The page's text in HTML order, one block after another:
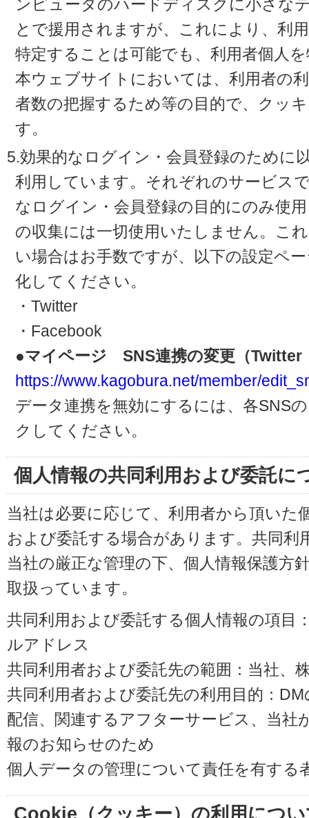
ンピュータのハードディスクに小さな
とで援用されますが、これにより、利
特定することは可能でも、利用者個人
本ウェブサイトにおいては、利用者の
者数の把握するため等の目的で、クッ
す。
5.効果的なログイン・会員登録のために
利用しています。それぞれのサービス
なログイン・会員登録の目的にのみ使
の収集には一切使用いたしません。こ
い場合はお手数ですが、以下の設定ペ
化してください。
・Twitter
・Facebook
●マイページ SNS連携の変更（Twitter
https://www.kagobura.net/member/
データ連携を無効にするには、各SNS
クしてください。
個人情報の共同利用および委託に
当社は必要に応じて、利用者から頂いた
および委託する場合があります。共同利
当社の厳正な管理の下、個人情報保護方
取扱っています。
共同利用および委託する個人情報の項目
ルアドレス
共同利用者および委託先の範囲：当社、
共同利用者および委託先の利用目的：
配信、関連するアフターサービス、当社
報のお知らせのため
個人データの管理について責任を有する
Cookie（クッキー）の利用につ